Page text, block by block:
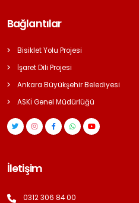
Bağlantılar
Bisiklet Yolu Projesi
İşaret Dili Projesi
Ankara Büyükşehir Belediyesi
ASKİ Genel Müdürlüğü
İletişim
0312 306 84 00